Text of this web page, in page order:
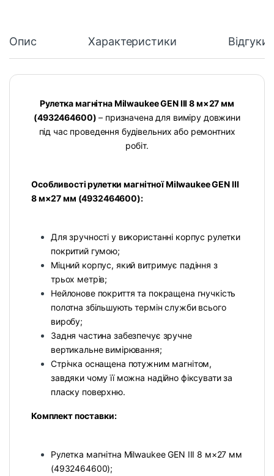
Опис Характеристики Відгуки
Рулетка магнітна Milwaukee GEN III 8 м×27 мм
(4932464600) – призначена для виміру довжини
під час проведення будівельних або ремонтних
робіт.
Особливості рулетки магнітної Milwaukee GEN III
8 м×27 мм (4932464600):
Для зручності у використанні корпус рулетки
покритий гумою;
Міцний корпус, який витримує падіння з
трьох метрів;
Нейлонове покриття та покращена гнучкість
полотна збільшують термін служби всього
виробу;
Задня частина забезпечує зручне
вертикальне вимірювання;
Стрічка оснащена потужним магнітом,
завдяки чому її можна надійно фіксувати за
пласку поверхню.
Комплект поставки:
Рулетка магнітна Milwaukee GEN III 8 м×27 мм
(4932464600);